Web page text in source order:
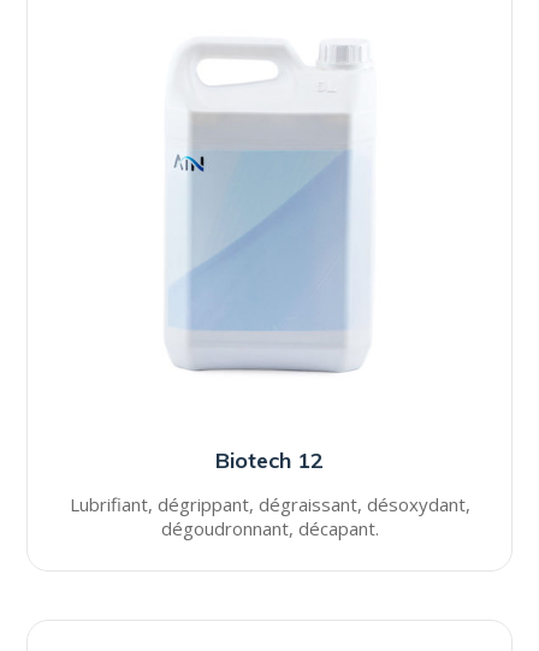
Biotech 12
Lubrifiant, dégrippant, dégraissant, désoxydant,
dégoudronnant, décapant.